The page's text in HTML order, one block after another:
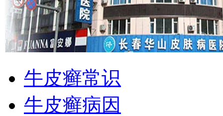
牛皮癣常识
牛皮癣病因